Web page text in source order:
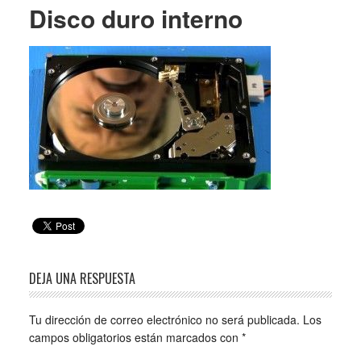
Disco duro interno
DEJA UNA RESPUESTA
Tu dirección de correo electrónico no será publicada. Los
campos obligatorios están marcados con *